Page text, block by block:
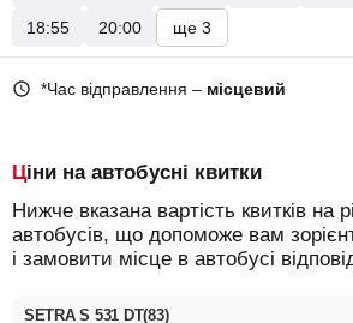
18:55
20:00 ще 3
*Час відправлення – місцевий
Ціни на автобусні квитки
Нижче вказана вартість квитків на різні типи
автобусів, що допоможе вам
і замовити місце в автобусі
SETRA S 531 DT(83)